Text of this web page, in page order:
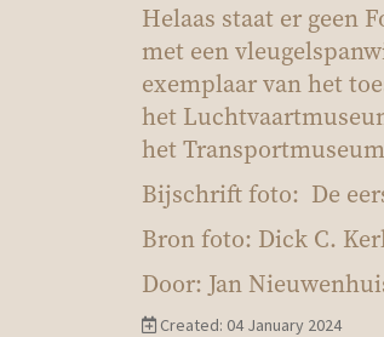
Helaas staat er geen
met een
exemplaar van het
het
het
Bijschrift foto: De
Bron foto: Dick C.
Door: Jan
Created: 04 January 2024